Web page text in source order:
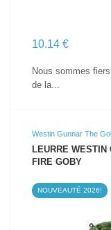
10.14 €
Nous sommes
de la...
Westin Gunnar The
LEURRE WESTIN
FIRE GOBY
NOUVEAUTÉ 2026!